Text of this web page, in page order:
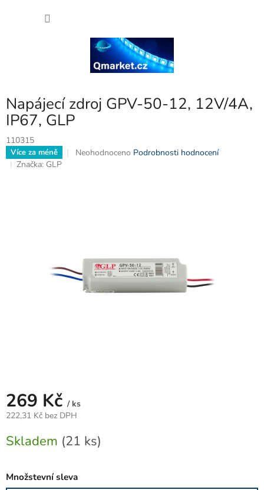
Napájecí zdroj GPV-50-12, 12V/4A,
IP67, GLP
110315
Více za méně
Průměrné
Neohodnoceno Podrobnosti hodnocení
Značka: GLP
269 Kč / ks
222,31 Kč bez DPH
cena:
Skladem (21 ks)
Množstevní sleva